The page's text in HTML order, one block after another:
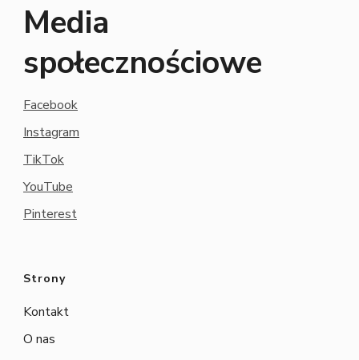
Media
społecznościowe
Facebook
Instagram
TikTok
YouTube
Pinterest
Strony
Kontakt
O nas